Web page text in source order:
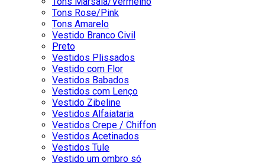
Tons Rose/Pink
Tons Amarelo
Vestido Branco Civil
Preto
Vestidos Plissados
Vestido com Flor
Vestidos Babados
Vestidos com Lenço
Vestido Zibeline
Vestidos Alfaiataria
Vestidos Crepe / Chiffon
Vestidos Acetinados
Vestidos Tule
Vestido um ombro só